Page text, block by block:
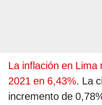
La inflación en
2021 en 6,43%. La
incremento de